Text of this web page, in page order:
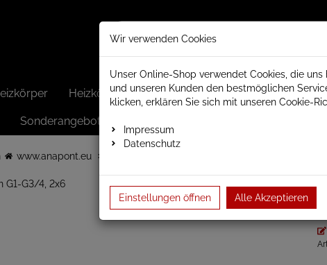
Heizkörper elektrisch Schamotte
Sonderangebote
www.anapont.eu
Wir verwenden Cookies
Unser Online-Shop verwendet Cookies, die
und unseren Kunden den bestmöglichen
klicken, erklären Sie sich mit unseren Cookie-
Impressum
Datenschutz
Einstellungen öffnen Alle Akzeptieren